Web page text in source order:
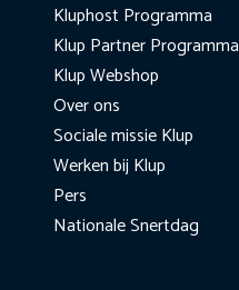
Kluphost Programma
Klup Partner Programma
Klup Webshop
Over ons
Sociale missie Klup
Werken bij Klup
Pers
Nationale Snertdag